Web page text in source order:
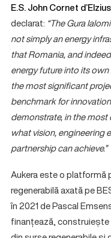
E.S. John Cornet
declarat: “The Gura
not simply an energy
that Romania, and
energy future into its
the most significant
benchmark for
demonstrate, in the
what vision, engineering
partnership can achieve.”
Aukera este o platformă
regenerabilă axată pe
în 2021 de Pascal
finanțează, construiește